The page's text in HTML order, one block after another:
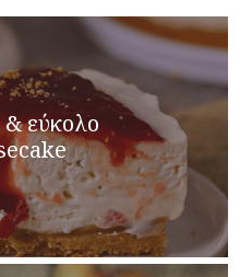
εύκολο